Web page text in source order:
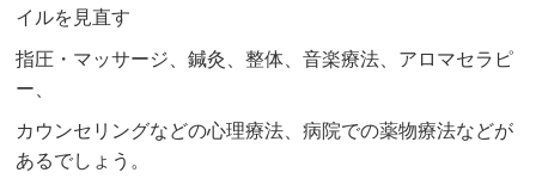
イルを見直す
指圧・マッサージ、鍼灸、整体、音楽療法、アロマセラピ
ー、
カウンセリングなどの心理療法、病院での薬物療法などが
あるでしょう。